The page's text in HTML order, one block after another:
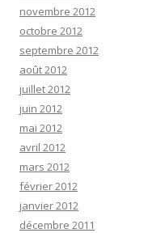
novembre 2012
octobre 2012
septembre 2012
août 2012
juillet 2012
juin 2012
mai 2012
avril 2012
mars 2012
février 2012
janvier 2012
décembre 2011